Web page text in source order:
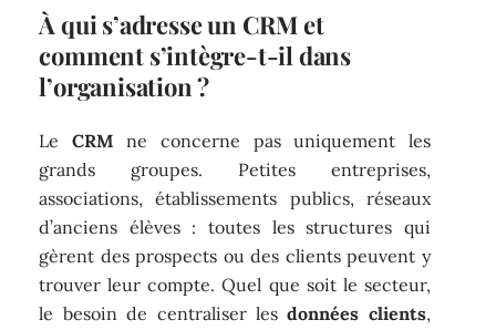
À qui s’adresse un CRM et
comment s’intègre-t-il dans
l’organisation ?
Le CRM ne concerne pas uniquement les
grands groupes. Petites entreprises,
associations, établissements publics, réseaux
d’anciens élèves : toutes les structures qui
gèrent des prospects ou des clients peuvent y
trouver leur compte. Quel que soit le secteur,
le besoin de centraliser lesdonnées clients,